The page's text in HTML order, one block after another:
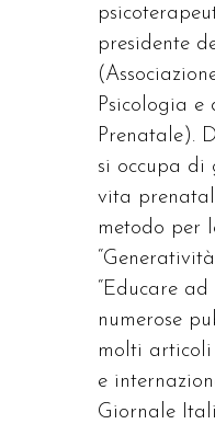
presidente
Psicologia e
Prenatale).
si occupa di
vita
metodo per
“Educare ad
numerose
molti articoli
e
Giornale